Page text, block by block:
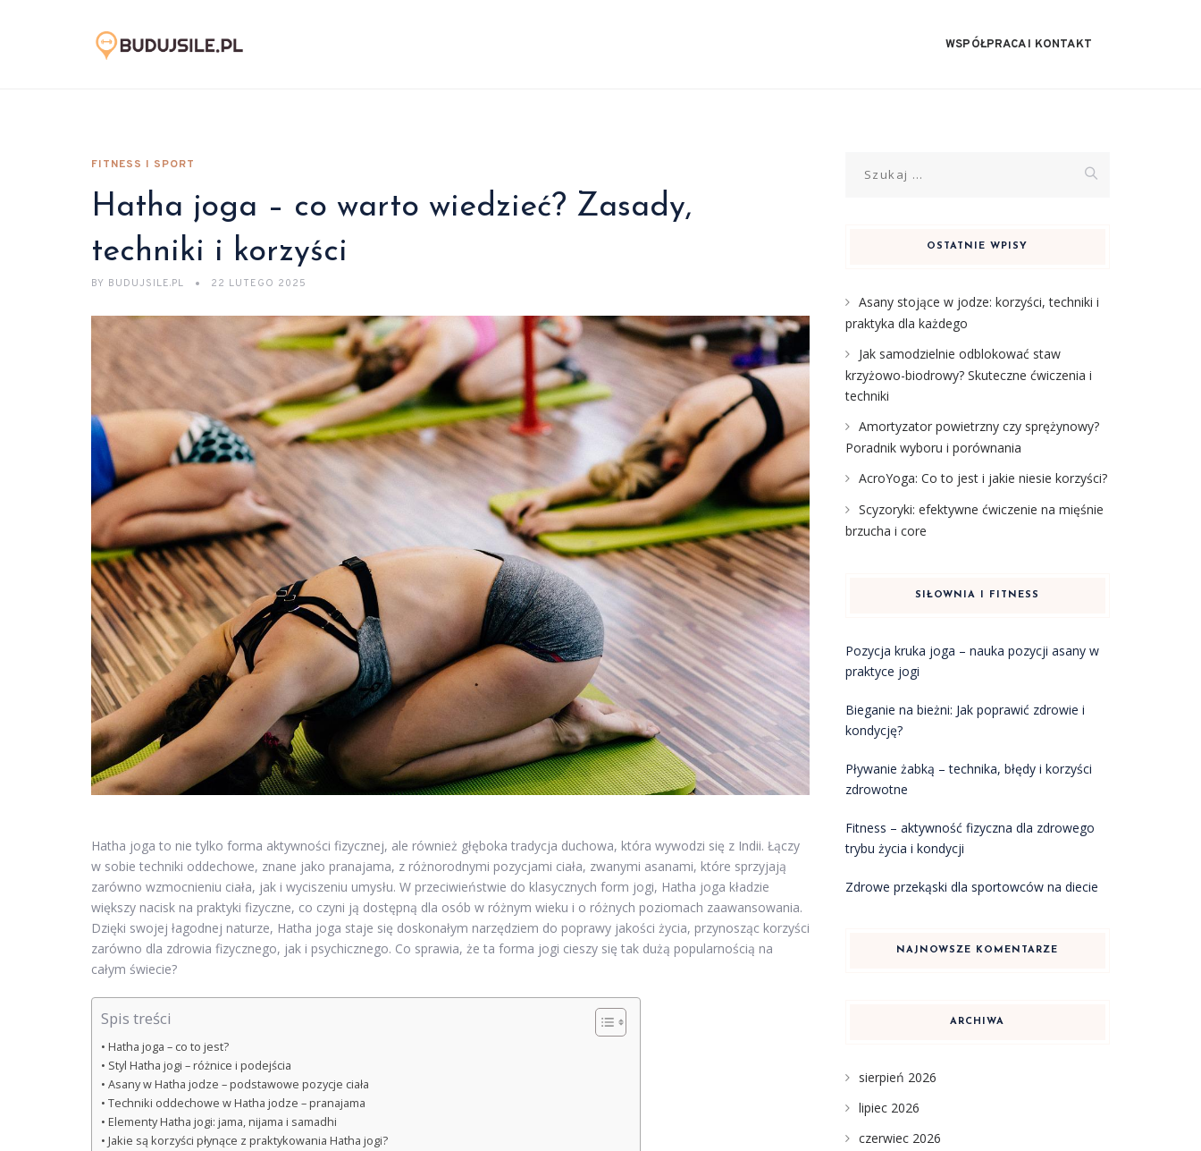
WSPÓŁPRACA I KONTAKT
FITNESS I SPORT
Hatha joga – co warto wiedzieć? Zasady,
techniki i korzyści
BY BUDUJSILE.PL 22 LUTEGO 2025
Hatha joga to nie tylko forma aktywności fizycznej, ale również głęboka tradycja duchowa, która wywodzi się z Indii. Łączy
w sobie techniki oddechowe, znane jako pranajama, z różnorodnymi pozycjami ciała, zwanymi asanami, które sprzyjają
zarówno wzmocnieniu ciała, jak i wyciszeniu umysłu. W przeciwieństwie do klasycznych form jogi, Hatha joga kładzie
większy nacisk na praktyki fizyczne, co czyni ją dostępną dla osób w różnym wieku i o różnych poziomach zaawansowania.
Dzięki swojej łagodnej naturze, Hatha joga staje się doskonałym narzędziem do poprawy jakości życia, przynosząc korzyści
zarówno dla zdrowia fizycznego, jak i psychicznego. Co sprawia, że ta forma jogi cieszy się tak dużą popularnością na
całym świecie?
Spis treści
Hatha joga – co to jest?
Styl Hatha jogi – różnice i podejścia
Asany w Hatha jodze – podstawowe pozycje ciała
Techniki oddechowe w Hatha jodze – pranajama
Elementy Hatha jogi: jama, nijama i samadhi
Jakie są korzyści płynące z praktykowania Hatha jogi?
OSTATNIE WPISY
Asany stojące w jodze: korzyści, techniki i
praktyka dla każdego
Jak samodzielnie odblokować staw
krzyżowo-biodrowy? Skuteczne ćwiczenia i
techniki
Amortyzator powietrzny czy sprężynowy?
Poradnik wyboru i porównania
AcroYoga: Co to jest i jakie niesie korzyści?
Scyzoryki: efektywne ćwiczenie na mięśnie
brzucha i core
SIŁOWNIA I FITNESS
Pozycja kruka joga – nauka pozycji asany w
praktyce jogi
Bieganie na bieżni: Jak poprawić zdrowie i
kondycję?
Pływanie żabką – technika, błędy i korzyści
zdrowotne
Fitness – aktywność fizyczna dla zdrowego
trybu życia i kondycji
Zdrowe przekąski dla sportowców na diecie
NAJNOWSZE KOMENTARZE
ARCHIWA
sierpień 2026
lipiec 2026
czerwiec 2026